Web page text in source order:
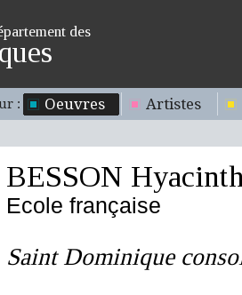
des
: Oeuvres Artistes
BESSON
Ecole française
Saint Dominique